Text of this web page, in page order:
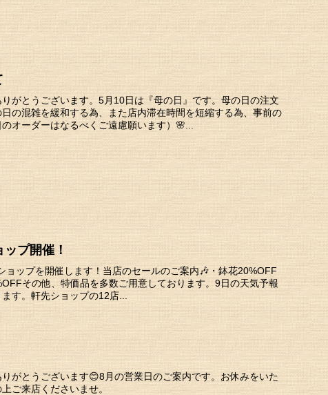
がとうございます。5月10日は『母の日』です。母の日の注文
の混雑を緩和する為、また店内滞在時間を短縮する為、事前の
オーダーはなるべくご遠慮願います）🌸...
プ開催！
ョップを開催します！当店のセールのご案内🎶・鉢花20%OFF
その他、特価品を多数ご用意しております。9日の天気予報
す。軒先ショップの12店...
がとうございます😊8月の営業日のご案内です。お休みをいた
ご来店くださいませ。